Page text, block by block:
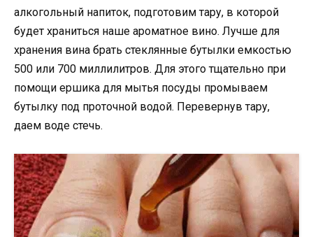
алкогольный напиток, подготовим тару, в которой
будет храниться наше ароматное вино. Лучше для
хранения вина брать стеклянные бутылки емкостью
500 или 700 миллилитров. Для этого тщательно при
помощи ершика для мытья посуды промываем
бутылку под проточной водой. Перевернув тару,
даем воде стечь.